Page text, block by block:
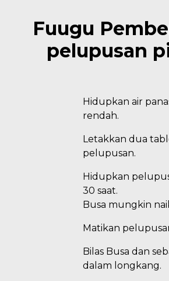
Fuugu
pelupusan
Hidupkan air
rendah.
Letakkan dua
pelupusan.
Hidupkan
30 saat.
Busa mungkin
Matikan
Bilas Busa dan
dalam longkang.